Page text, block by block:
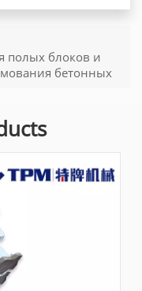
полых блоков и
бетонных